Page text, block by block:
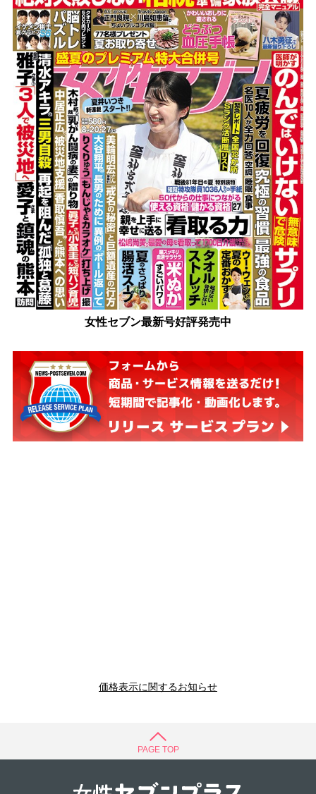
女性セブン最新号好評発売中
価格表示に関するお知らせ
PAGE TOP